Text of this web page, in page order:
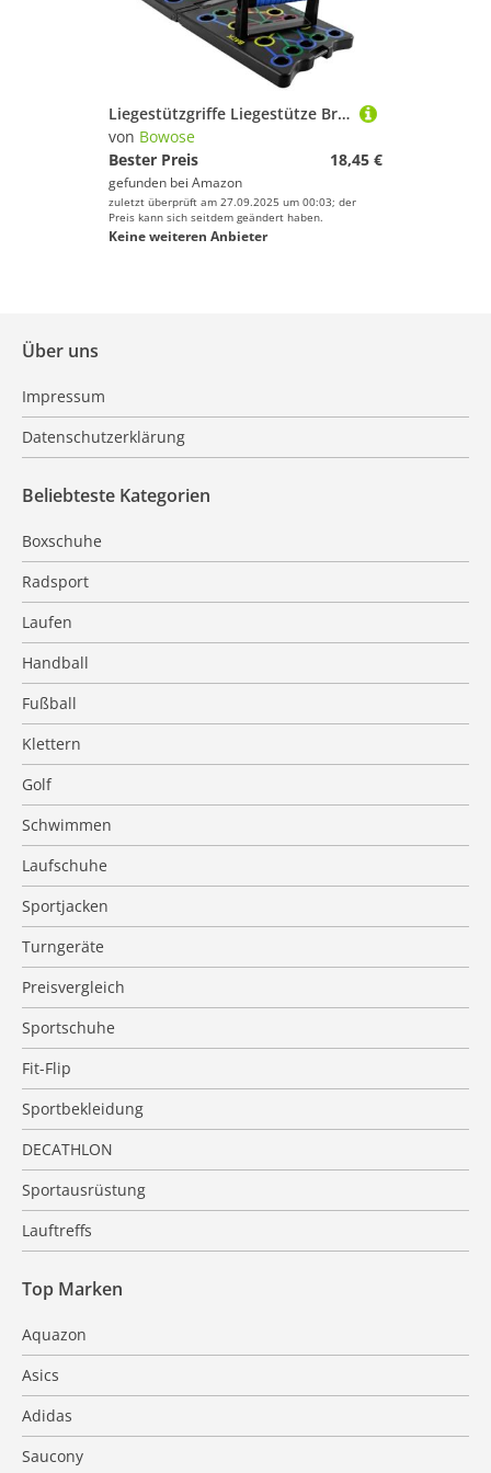
Liegestützgriffe Liegestütze Brett, Faltbares Liegestütze Brett, 24 IN 1 Multifunktionales Push Up Board mit Handgriff, Fitness Liegestützständer Übungsbrett für Muskeltraining Effektiv Formen
von Bowose
Bester Preis
18,45 €
gefunden bei Amazon
zuletzt überprüft am 27.09.2025 um 00:03; der
Preis kann sich seitdem geändert haben.
Keine weiteren Anbieter
Über uns
Impressum
Datenschutzerklärung
Beliebteste Kategorien
Boxschuhe
Radsport
Laufen
Handball
Fußball
Klettern
Golf
Schwimmen
Laufschuhe
Sportjacken
Turngeräte
Preisvergleich
Sportschuhe
Fit-Flip
Sportbekleidung
DECATHLON
Sportausrüstung
Lauftreffs
Top Marken
Aquazon
Asics
Adidas
Saucony